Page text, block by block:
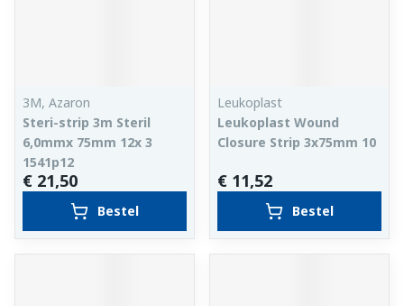
3M, Azaron
Steri-strip 3m Steril
6,0mmx 75mm 12x 3
1541p12
€ 21,50
Bestel
Leukoplast
Leukoplast Wound
Closure Strip 3x75mm 10
€ 11,52
Bestel